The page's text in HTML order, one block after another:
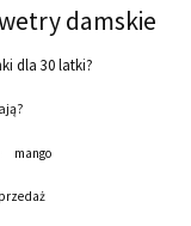
damskie
dla 30 latki?
mango